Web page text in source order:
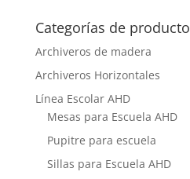
Categorías de producto
Archiveros de madera
Archiveros Horizontales
Línea Escolar AHD
Mesas para Escuela AHD
Pupitre para escuela
Sillas para Escuela AHD